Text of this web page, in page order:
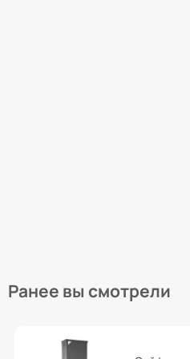
Ранее вы смотрели